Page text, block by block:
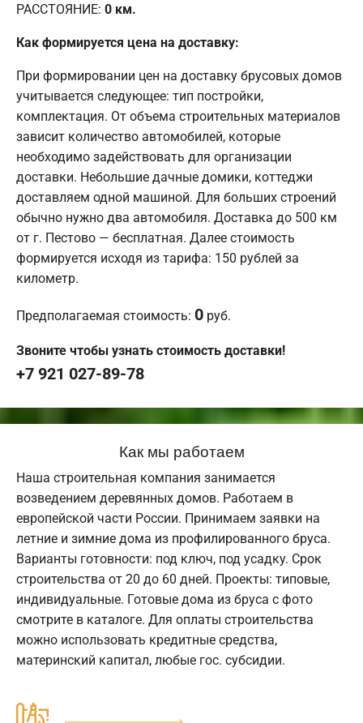
РАССТОЯНИЕ: 0 км.
Как формируется цена на доставку:
При формировании цен на доставку брусовых домов
учитывается следующее: тип постройки,
комплектация. От объема строительных материалов
зависит количество автомобилей, которые
необходимо задействовать для организации
доставки. Небольшие дачные домики, коттеджи
доставляем одной машиной. Для больших строений
обычно нужно два автомобиля. Доставка до 500 км
от г. Пестово — бесплатная. Далее стоимость
формируется исходя из тарифа: 150 рублей за
километр.
Предполагаемая стоимость: 0 руб.
Звоните чтобы узнать стоимость доставки!
+7 921 027-89-78
Как мы работаем
Наша строительная компания занимается
возведением деревянных домов. Работаем в
европейской части России. Принимаем заявки на
летние и зимние дома из профилированного бруса.
Варианты готовности: под ключ, под усадку. Срок
строительства от 20 до 60 дней. Проекты: типовые,
индивидуальные. Готовые дома из бруса с фото
смотрите в каталоге. Для оплаты строительства
можно использовать кредитные средства,
материнский капитал, любые гос. субсидии.